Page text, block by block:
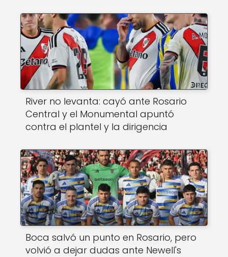
River no levanta: cayó ante Rosario
Central y el Monumental apuntó
contra el plantel y la dirigencia
Boca salvó un punto en Rosario, pero
volvió a dejar dudas ante Newell's